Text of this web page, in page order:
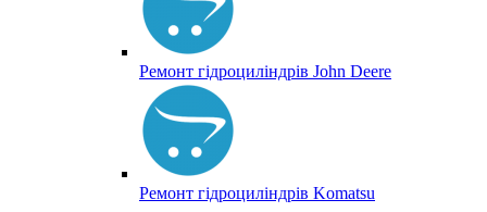
Ремонт гідроциліндрів John Deere
Ремонт гідроциліндрів Komatsu